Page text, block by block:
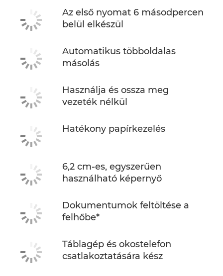
Az első nyomat 6 másodpercen
belül elkészül
Automatikus többoldalas
másolás
Használja és ossza meg
vezeték nélkül
Hatékony papírkezelés
6,2 cm-es, egyszerűen
használható képernyő
Dokumentumok feltöltése a
felhőbe*
Táblagép és okostelefon
csatlakoztatására kész